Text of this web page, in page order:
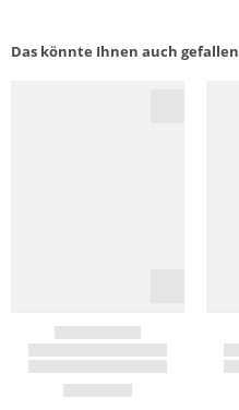
Das könnte Ihnen auch gefallen